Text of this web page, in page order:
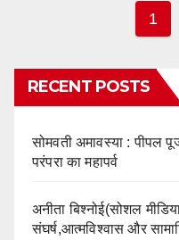
1
RECENT POSTS
सोमवती अमावस्या : पीपल
परंपरा का महापर्व
अनीता बिश्नोई(सोशल
संघर्ष,आत्मविश्वास और